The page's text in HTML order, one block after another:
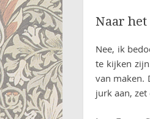
Naar
Nee, ik
te kijken
van maken.
jurk aan,